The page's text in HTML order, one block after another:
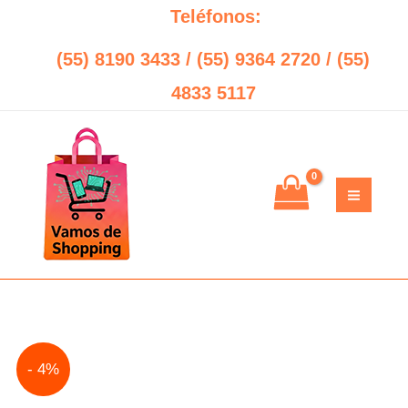
contenido
Teléfonos:
(55) 8190 3433 / (55) 9364 2720 / (55)
4833 5117
- 4%